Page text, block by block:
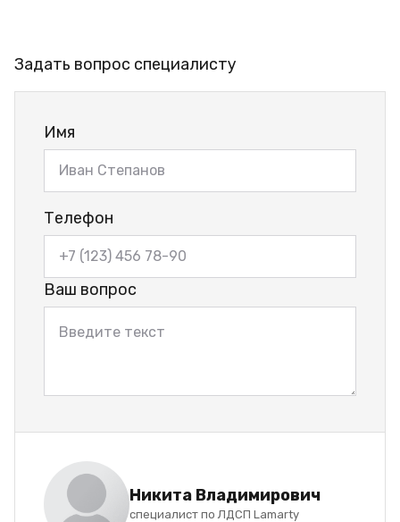
Задать вопрос специалисту
Имя
Телефон
Ваш вопрос
Никита Владимирович
специалист по ЛДСП Lamarty